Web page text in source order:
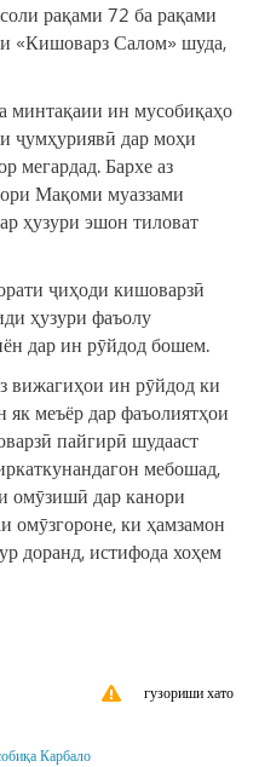
рақами 72 ба рақами
«Кишоварз Салом» шуда,
минтақаии ин мусобиқаҳо
ҷумҳуриявӣ дар моҳи
мегардад. Бархе аз
Мақоми муаззами
ҳузури эшон тиловат
ҷиҳоди кишоварзӣ
ҳузури фаъолу
дар ин рӯйдод бошем.
вижагиҳои ин рӯйдод ки
як меъёр дар фаъолиятҳои
пайгирӣ шудааст
мебошад,
омӯзишӣ дар канори
омӯзгороне, ки ҳамзамон
доранд, истифода хоҳем
гузориши хато
Карбало